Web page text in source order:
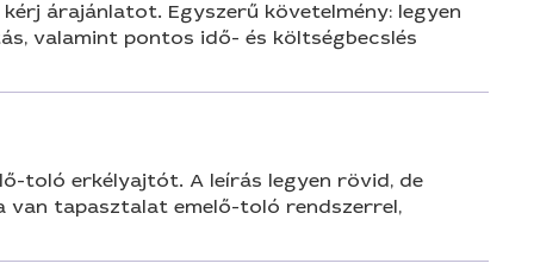
árajánlatot. Egyszerű követelmény: legyen
valamint pontos idő- és költségbecslés
toló erkélyajtót. A leírás legyen rövid, de
van tapasztalat emelő-toló rendszerrel,